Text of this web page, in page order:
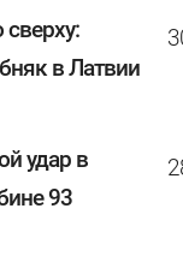
в Латвии
удар в
93